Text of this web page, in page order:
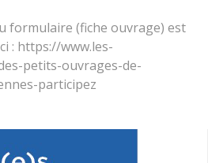
formulaire (fiche ouvrage) est
: https://www.les-
petits-ouvrages-de-
participez